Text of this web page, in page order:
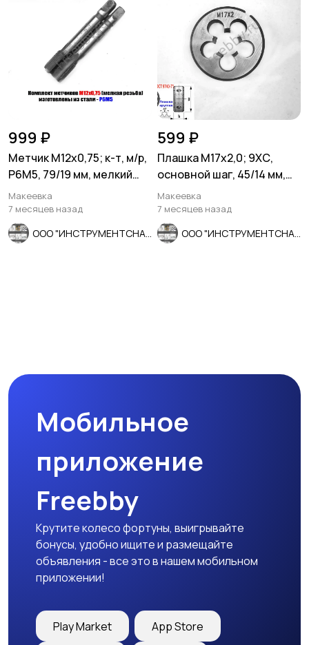
999 ₽
Метчик М12х0,75; к-т, м/р,
Р6М5, 79/19 мм, мелкий
шаг, шлиф, СССР.
Макеевка
7 месяцев назад
599 ₽
Плашка М17х2,0; 9ХС,
основной шаг, 45/14 мм,
ГОСТ 7740-71.
Макеевка
7 месяцев назад
Мобильное
приложение
Freebby
Крутите колесо фортуны, выигрывайте
бонусы, удобно ищите и размещайте
объявления - все это в нашем мобильном
приложении!
Play Market App Store